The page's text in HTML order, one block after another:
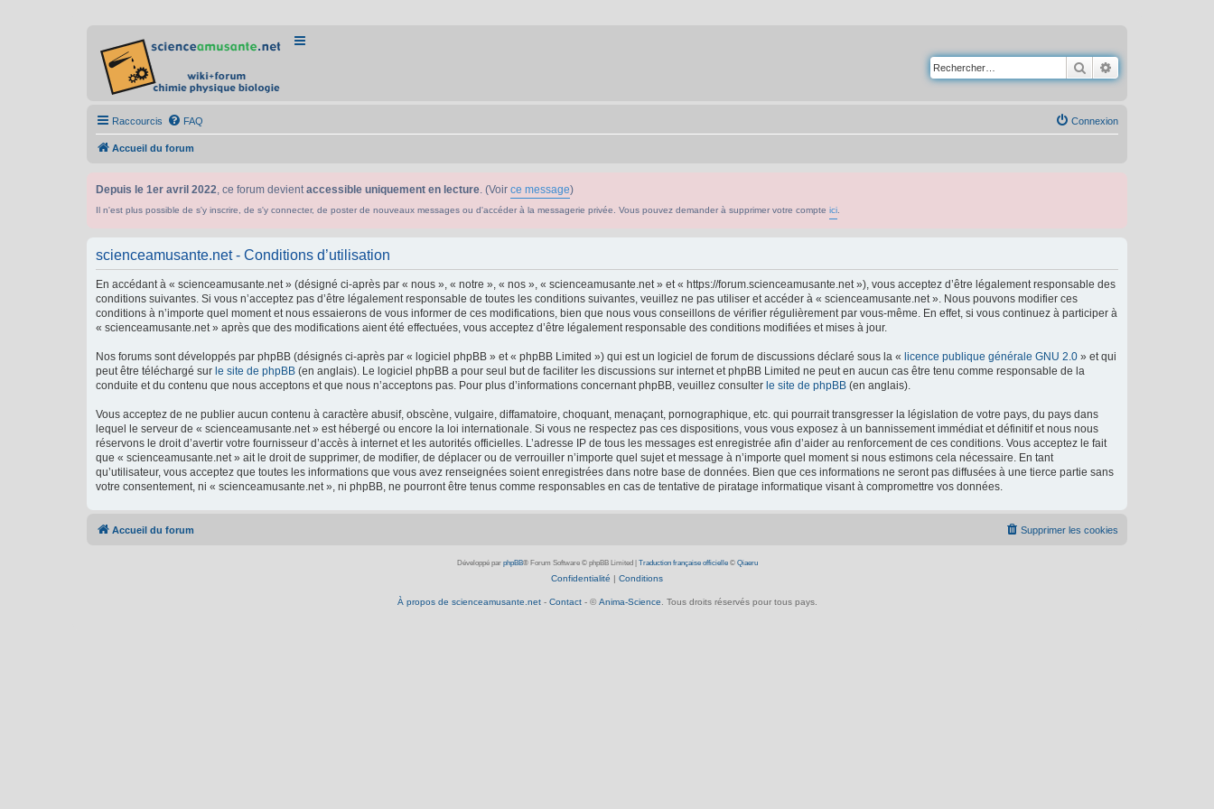
Rechercher
Raccourcis FAQ Connexion
Accueil du forum
Depuis le 1er avril 2022, ce forum devientaccessible uniquement en lecture. (Voir ce message)
Il n'est plus possible de s'y inscrire, de s'y connecter, de poster de nouveaux messages ou d'accéder à la messagerie privée. Vous pouvez demander à supprimer votre compte ici
scienceamusante.net - Conditions d’utilisation
En accédant à « scienceamusante.net » (désigné ci-après par « nous », « notre », « nos », « scienceamusante.net » et « https://forum.scienceamusante.net »), vous acceptez d’être légalement responsable des
conditions suivantes. Si vous n’acceptez pas d’être légalement responsable de toutes les conditions suivantes, veuillez ne pas utiliser et accéder à « scienceamusante.net ». Nous pouvons modifier ces
conditions à n’importe quel moment et nous essaierons de vous informer de ces modifications, bien que nous vous conseillons de vérifier régulièrement par vous-même. En effet, si vous continuez à participer à
« scienceamusante.net » après que des modifications aient été effectuées, vous acceptez d’être légalement responsable des conditions modifiées et mises à jour.
Nos forums sont développés par phpBB (désignés ci-après par « logiciel phpBB » et « phpBB Limited ») qui est un logiciel de forum de discussions déclaré sous la « licence publique générale GNU 2.0 » et qui
peut être téléchargé sur le site de phpBB (en anglais). Le logiciel phpBB a pour seul but de faciliter les discussions sur internet et phpBB Limited ne peut en aucun cas être tenu comme responsable de la
conduite et du contenu que nous acceptons et que nous n’acceptons pas. Pour plus d’informations concernant phpBB, veuillez consulter le site de phpBB (en anglais).
Vous acceptez de ne publier aucun contenu à caractère abusif, obscène, vulgaire, diffamatoire, choquant, menaçant, pornographique, etc. qui pourrait transgresser la législation de votre pays, du pays dans
lequel le serveur de « scienceamusante.net » est hébergé ou encore la loi internationale. Si vous ne respectez pas ces dispositions, vous vous exposez à un bannissement immédiat et définitif et nous nous
réservons le droit d’avertir votre fournisseur d’accès à internet et les autorités officielles. L’adresse IP de tous les messages est enregistrée afin d’aider au renforcement de ces conditions. Vous acceptez le fait
que « scienceamusante.net » ait le droit de supprimer, de modifier, de déplacer ou de verrouiller n’importe quel sujet et message à n’importe quel moment si nous estimons cela nécessaire. En tant
qu’utilisateur, vous acceptez que toutes les informations que vous avez renseignées soient enregistrées dans notre base de données. Bien que ces informations ne seront pas diffusées à une tierce partie sans
votre consentement, ni « scienceamusante.net », ni phpBB, ne pourront être tenus comme responsables en cas de tentative de piratage informatique visant à compromettre vos données.
Accueil du forum Supprimer les cookies
Développé par phpBB® Forum Software © phpBB Limited Traduction française officielle© Qiaeru
Confidentialité | Conditions
À propos de scienceamusante.net- Contact- © Anima-Science . Tous droits réservés pour tous pays.